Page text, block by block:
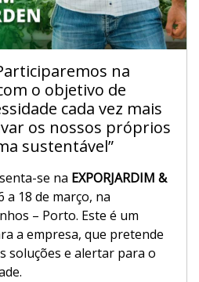
na
o objetivo de
cada vez mais
os nossos próprios
sustentável”
se na EXPORJARDIM &
a 18 de março, na
– Porto. Este é um
a empresa, que pretende
soluções e alertar para o